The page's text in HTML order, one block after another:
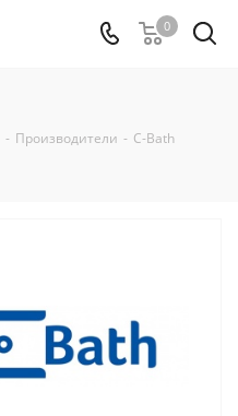
0
- Производители - C-Bath